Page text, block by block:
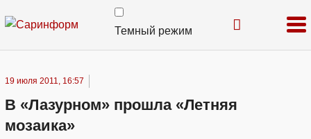
Темный режим
19 июля 2011, 16:57
В «Лазурном» прошла «Летняя
мозаика»